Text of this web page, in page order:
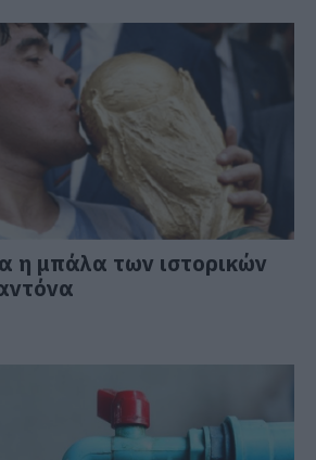
η μπάλα των ιστορικών